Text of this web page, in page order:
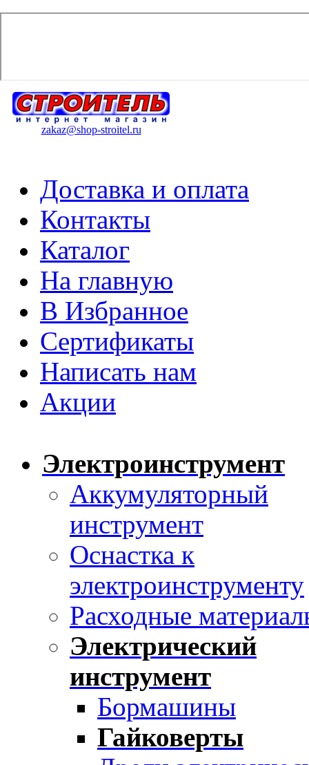
zakaz@shop-stroitel.ru
Доставка и оплата
Контакты
Каталог
На главную
В Избранное
Сертификаты
Написать нам
Акции
Электроинструмент
Аккумуляторный
инструмент
Оснастка к
электроинструменту
Расходные
Электрический
инструмент
Бормашины
Гайковерты